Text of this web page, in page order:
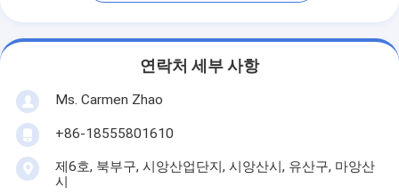
연락처 세부 사항
Ms. Carmen Zhao
+86-18555801610
제6호, 북부구, 시앙산업단지, 시앙산시, 유산구, 마앙산
시